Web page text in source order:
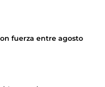
fuerza entre agosto